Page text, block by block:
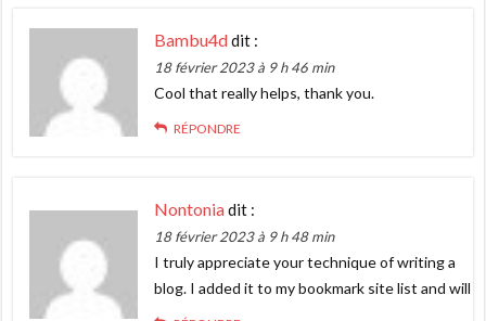
Bambu4ddit :
18 février 2023 à 9 h 46 min
Cool that really helps, thank you.
RÉPONDRE
Nontoniadit :
18 février 2023 à 9 h 48 min
I truly appreciate your technique of writing a
blog. I added it to my bookmark site list and will